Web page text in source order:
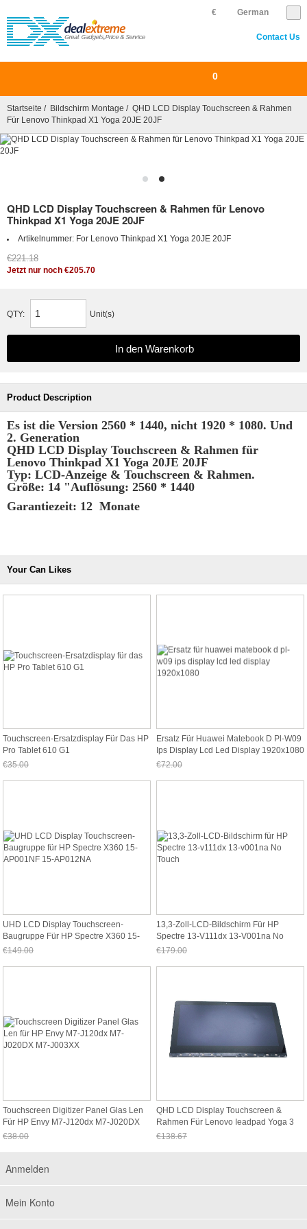
German
€
Contact Us
0
Startseite / Bildschirm Montage / QHD LCD Display Touchscreen & Rahmen
Für Lenovo Thinkpad X1 Yoga 20JE 20JF
QHD LCD Display Touchscreen & Rahmen für Lenovo
Thinkpad X1 Yoga 20JE 20JF
Artikelnummer: For Lenovo Thinkpad X1 Yoga 20JE 20JF
€221.18
Jetzt nur noch €205.70
QTY: Unit(s)
Product Description
Es ist die Version 2560 * 1440, nicht 1920 * 1080. Und
2. Generation
QHD LCD Display Touchscreen & Rahmen für
Lenovo Thinkpad X1 Yoga 20JE 20JF
Typ: LCD-Anzeige & Touchscreen & Rahmen.
Größe: 14 "Auflösung: 2560 * 1440
Garantiezeit: 12 Monate
Your Can Likes
Touchscreen-Ersatzdisplay Für Das HP
Pro Tablet 610 G1
€35.00
Ersatz Für Huawei Matebook D Pl-W09
Ips Display Lcd Led Display 1920x1080
€72.00
UHD LCD Display Touchscreen-
Baugruppe Für HP Spectre X360 15-
AP001NF 15-AP012NA
€149.00
13,3-Zoll-LCD-Bildschirm Für HP
Spectre 13-V111dx 13-V001na No
Touch
€179.00
Touchscreen Digitizer Panel Glas Len
Für HP Envy M7-J120dx M7-J020DX
M7-J003XX
€38.00
QHD LCD Display Touchscreen &
Rahmen Für Lenovo Ieadpad Yoga 3
Pro 1370
€138.67
Anmelden
Mein Konto